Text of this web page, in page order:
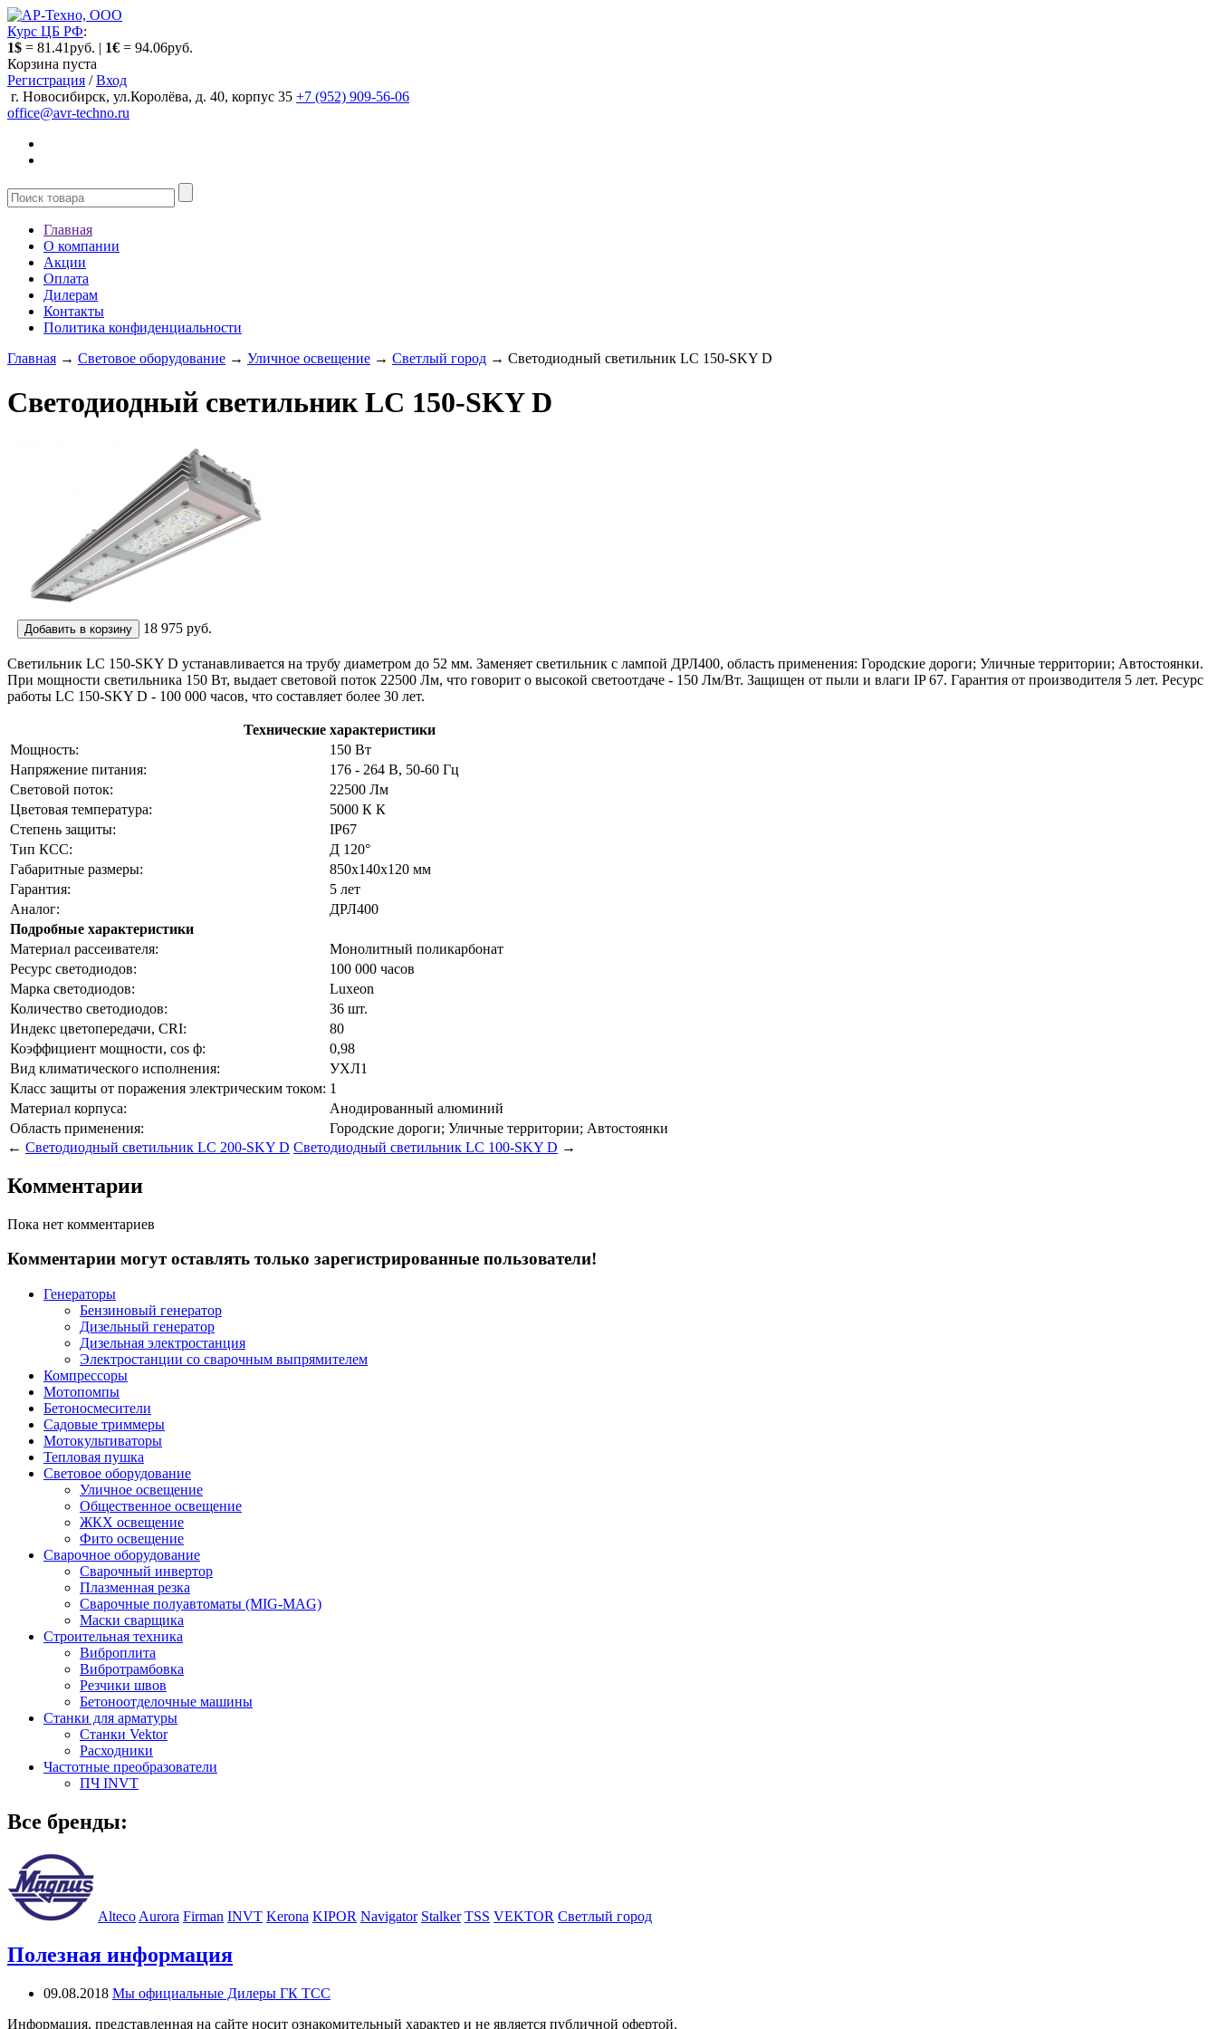
Курс ЦБ РФ:
1$ = 81.41руб. | 1€ = 94.06руб.
Корзина пуста
Регистрация /Вход
г. Новосибирск, ул.Королёва, д. 40, корпус 35 +7 (952) 909-56-06
office@avr-techno.ru
Главная
О компании
Акции
Оплата
Дилерам
Контакты
Политика конфиденциальности
Главная → Световое оборудование → Уличное освещение → Светлый город → Светодиодный светильник LC 150-SKY D
Светодиодный светильник LC 150-SKY D
18 975 руб.
Светильник LC 150-SKY D устанавливается на трубу диаметром до 52 мм. Заменяет светильник с лампой ДРЛ400, область применения: Городские дороги; Уличные территории; Автостоянки.
При мощности светильника 150 Вт, выдает световой поток 22500 Лм, что говорит о высокой светоотдаче - 150 Лм/Вт. Защищен от пыли и влаги IP 67. Гарантия от производителя 5 лет. Ресурс
работы LC 150-SKY D - 100 000 часов, что составляет более 30 лет.
Технические характеристики
Мощность:
150 Вт
Напряжение питания:
176 - 264 В, 50-60 Гц
Световой поток:
22500 Лм
Цветовая температура:
5000 К К
Степень защиты:
IP67
Тип КСС:
Д 120°
Габаритные размеры:
850х140х120 мм
Гарантия:
5 лет
Аналог:
ДРЛ400
Подробные характеристики
Материал рассеивателя:
Монолитный поликарбонат
Ресурс светодиодов:
100 000 часов
Марка светодиодов:
Luxeon
Количество светодиодов:
36 шт.
Индекс цветопередачи, CRI:
80
Коэффициент мощности, cos ф:
0,98
Вид климатического исполнения:
УХЛ1
Класс защиты от поражения электрическим током: 1
Материал корпуса:
Анодированный алюминий
Область применения:
Городские дороги; Уличные территории; Автостоянки
← Светодиодный светильник LC 200-SKY D Светодиодный светильник LC 100-SKY D →
Комментарии
Пока нет комментариев
Комментарии могут оставлять только зарегистрированные пользователи!
Генераторы
Бензиновый генератор
Дизельный генератор
Дизельная электростанция
Электростанции со сварочным выпрямителем
Компрессоры
Мотопомпы
Бетоносмесители
Садовые триммеры
Мотокультиваторы
Тепловая пушка
Световое оборудование
Уличное освещение
Общественное освещение
ЖКХ освещение
Фито освещение
Сварочное оборудование
Сварочный инвертор
Плазменная резка
Сварочные полуавтоматы (MIG-MAG)
Маски сварщика
Строительная техника
Виброплита
Вибротрамбовка
Резчики швов
Бетоноотделочные машины
Станки для арматуры
Станки Vektor
Расходники
Частотные преобразователи
ПЧ INVT
Все бренды:
Alteco Aurora Firman INVT Kerona KIPOR Navigator Stalker TSS VEKTOR Светлый город
Полезная информация
09.08.2018 Мы официальные Дилеры ГК ТСС
Информация, представленная на сайте носит ознакомительный характер и не является публичной офертой.